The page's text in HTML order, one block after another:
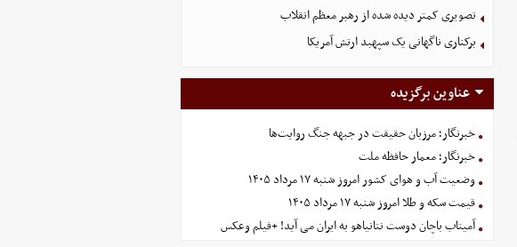
تصویری کمتر دیده شده از رهبر معظم انقلاب
برکناری ناگهانی یک سپهبد ارتش آمریکا
عناوین برگزیده
خبرنگار؛ مرزبان حقیقت در جبهه جنگ روایت‌ها
خبرنگار؛ معمار حافظه ملت
وضعیت آب و هوای کشور امروز شنبه ۱۷ مرداد ۱۴۰۵
قیمت سکه و طلا امروز شنبه ۱۷ مرداد ۱۴۰۵
آمیتاب باچان دوست نتانیاهو به ایران می آید! +فیلم وعکس